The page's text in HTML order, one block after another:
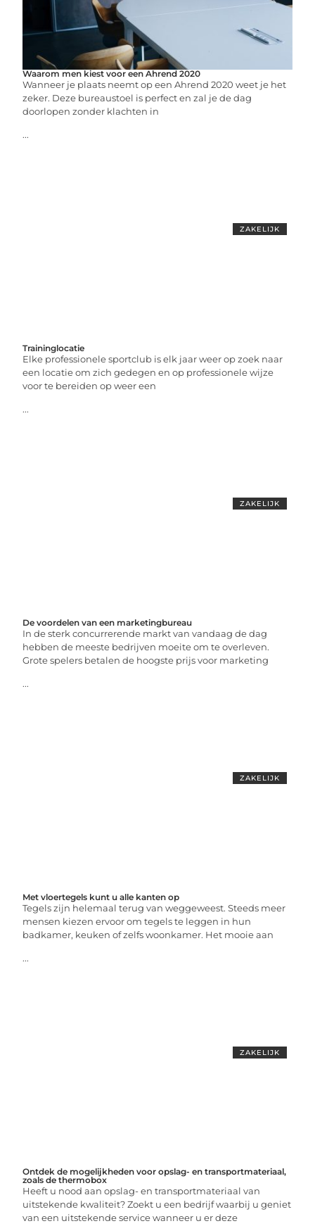
Waarom men kiest voor een Ahrend 2020
Wanneer je plaats neemt op een Ahrend 2020 weet je het
zeker. Deze bureaustoel is perfect en zal je de dag
doorlopen zonder klachten in
...
ZAKELIJK
Traininglocatie
Elke professionele sportclub is elk jaar weer op zoek naar
een locatie om zich gedegen en op professionele wijze
voor te bereiden op weer een
...
ZAKELIJK
De voordelen van een marketingbureau
In de sterk concurrerende markt van vandaag de dag
hebben de meeste bedrijven moeite om te overleven.
Grote spelers betalen de hoogste prijs voor marketing
...
ZAKELIJK
Met vloertegels kunt u alle kanten op
Tegels zijn helemaal terug van weggeweest. Steeds meer
mensen kiezen ervoor om tegels te leggen in hun
badkamer, keuken of zelfs woonkamer. Het mooie aan
...
ZAKELIJK
Ontdek de mogelijkheden voor opslag- en transportmateriaal,
zoals de thermobox
Heeft u nood aan opslag- en transportmateriaal van
uitstekende kwaliteit? Zoekt u een bedrijf waarbij u geniet
van een uitstekende service wanneer u er deze